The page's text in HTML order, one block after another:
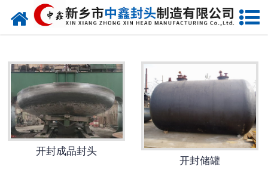
网站首页
开封不锈钢封头
开封封头厂家
开封球形封头
开封椎体封头
开封成品封头
开封储罐